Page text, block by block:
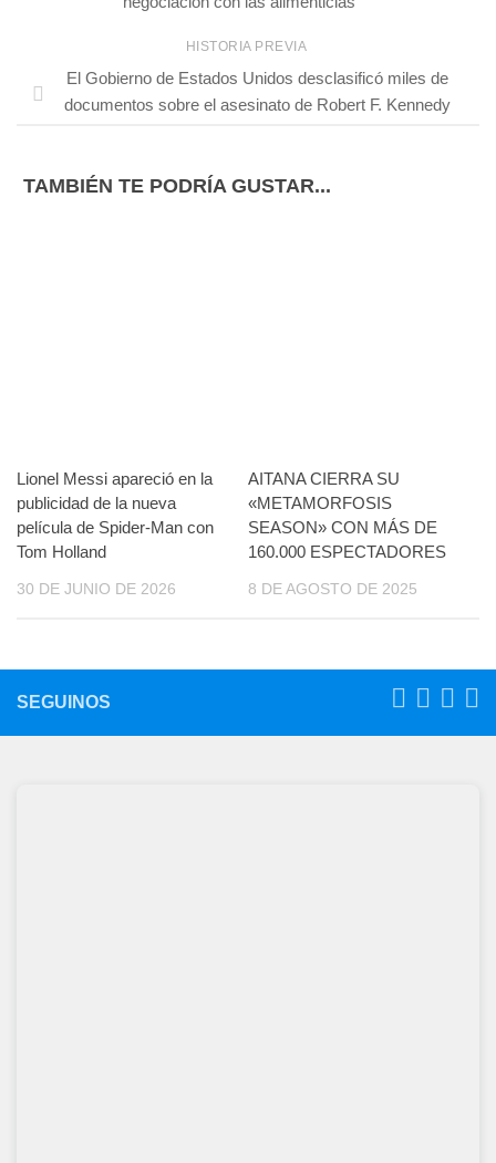
HISTORIA PREVIA
El Gobierno de Estados Unidos desclasificó miles de
documentos sobre el asesinato de Robert F. Kennedy
TAMBIÉN TE PODRÍA GUSTAR...
Lionel Messi apareció en la
publicidad de la nueva
película de Spider-Man con
Tom Holland
30 DE JUNIO DE 2026
AITANA CIERRA SU
«METAMORFOSIS
SEASON» CON MÁS DE
160.000 ESPECTADORES
8 DE AGOSTO DE 2025
SEGUINOS